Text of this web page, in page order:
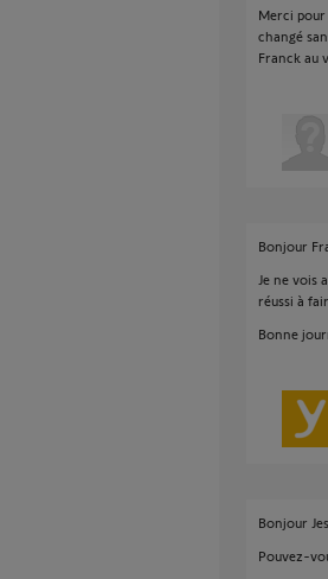
Merci pour
changé
Franck au
Bonjour
Je ne vois
réussi à
Bonne
Bonjour
Pouvez-